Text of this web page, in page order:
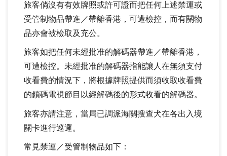
旅客倘沒有有效牌照或許可證而把任何上述禁運或
受管制物品帶進／帶離香港，可遭檢控，而有關物
品亦會被檢取及充公。
旅客如把任何未經批准的解碼器帶進／帶離香港，
可遭檢控。未經批准的解碼器指能讓人在無須支付
收看費的情況下，將根據牌照提供而須收取收看費
的鎖碼電視節目以經解碼後的形式收看的解碼器。
旅客亦請注意，當局已調派海關搜查犬在各出入境
關卡進行巡邏。
常見禁運／受管制物品如下：